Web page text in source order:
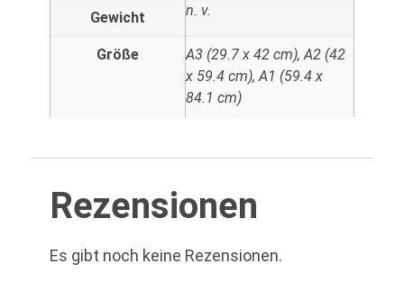
Gewicht n. v.
Größe
A3 (29.7 x 42 cm), A2 (42
x 59.4 cm), A1 (59.4 x
84.1 cm)
Rezensionen
Es gibt noch keine Rezensionen.